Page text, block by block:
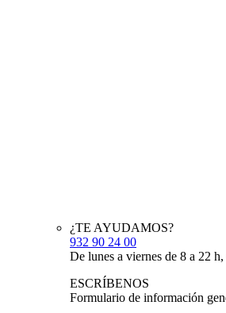
¿TE AYUDAMOS?
932 90 24 00
De lunes a viernes de 8 a 22
ESCRÍBENOS
Formulario de información